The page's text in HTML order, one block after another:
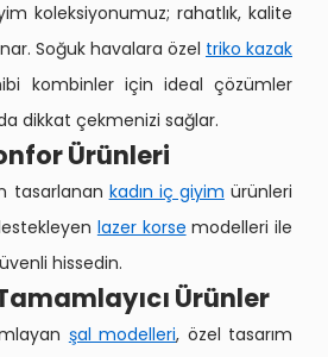
koleksiyonumuz; rahatlık, kalite
Soğuk havalara özel triko kazak
kombinler için ideal çözümler
dikkat çekmenizi sağlar.
Ürünleri
tasarlanan kadın iç giyim ürünleri
lazer korse modelleri ile
hissedin.
Ürünler
şal modelleri, özel tasarım